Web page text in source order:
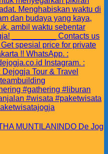
MUNTILANINDO De Jog